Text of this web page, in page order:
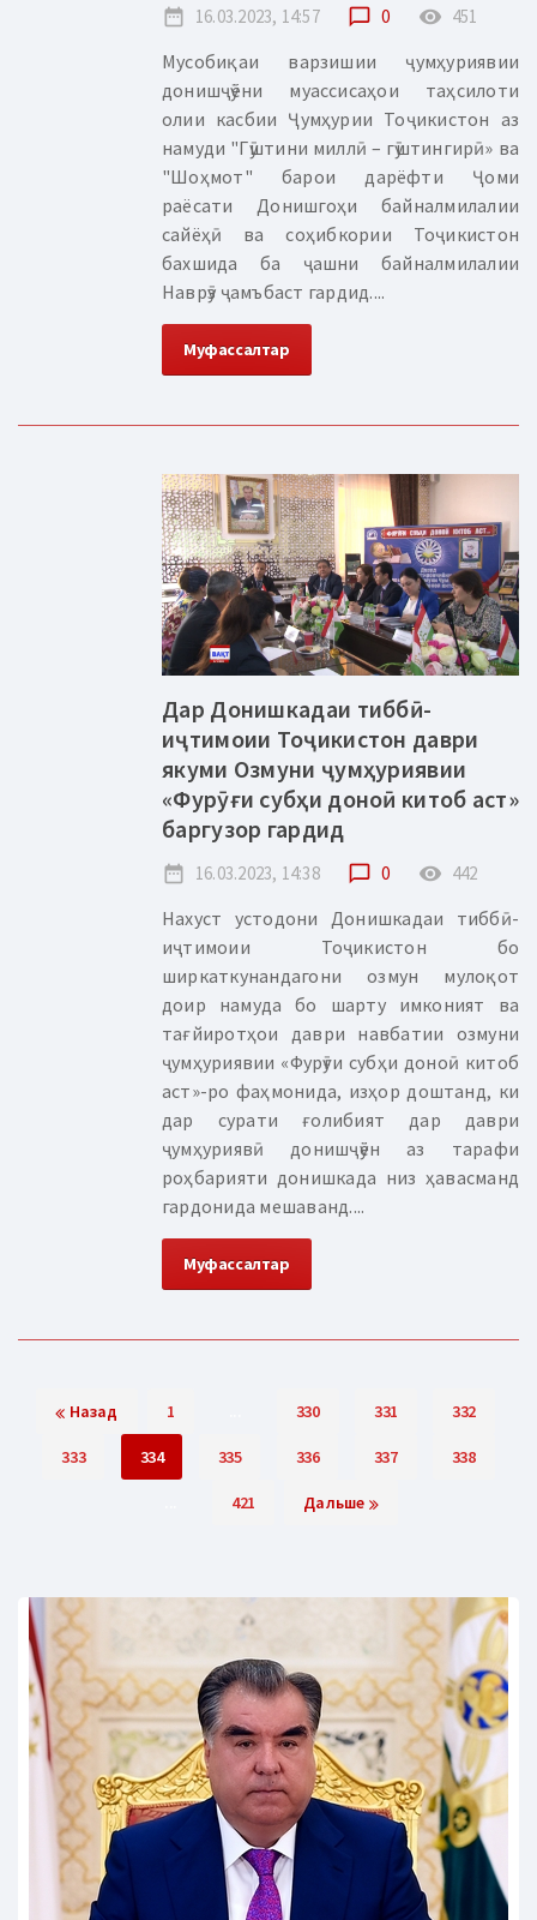
date_range 16.03.2023, 14:57 chat_bubble_outline 0 remove_red_eye 451
Мусобиқаи варзишии ҷумҳуриявии
донишҷӯёни муассисаҳои таҳсилоти
олии касбии Ҷумҳурии Тоҷикистон аз
намуди "Гӯштини миллӣ – гӯштингирӣ» ва
"Шоҳмот" барои дарёфти Ҷоми
раёсати Донишгоҳи байналмилалии
сайёҳӣ ва соҳибкории Тоҷикистон
бахшида ба ҷашни байналмилалии
Наврӯз ҷамъбаст гардид....
Муфассалтар
Дар Донишкадаи тиббӣ-
иҷтимоии Тоҷикистон даври
якуми Озмуни ҷумҳуриявии
«Фурӯғи субҳи доноӣ китоб аст»
баргузор гардид
date_range 16.03.2023, 14:38 chat_bubble_outline 0 remove_red_eye 442
Нахуст устодони Донишкадаи тиббӣ-
иҷтимоии Тоҷикистон бо
ширкаткунандагони озмун мулоқот
доир намуда бо шарту имконият ва
тағйиротҳои даври навбатии озмуни
ҷумҳуриявии «Фурӯғи субҳи доноӣ китоб
аст»-ро фаҳмонида, изҳор доштанд, ки
дар сурати ғолибият дар даври
ҷумҳуриявӣ донишҷӯён аз тарафи
роҳбарияти донишкада низ ҳавасманд
гардонида мешаванд....
Муфассалтар
Назад 1 330 331 332
333 334 335 336 337 338
421 Дальше